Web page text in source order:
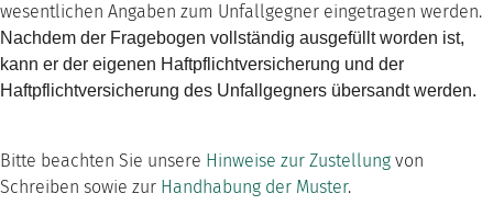
wesentlichen Angaben zum Unfallgegner eingetragen werden.
Nachdem der Fragebogen vollständig ausgefüllt worden ist,
kann er der eigenen Haftpflichtversicherung und der
Haftpflichtversicherung des Unfallgegners übersandt werden.
Bitte beachten Sie unsere Hinweise zur Zustellung von
Schreiben sowie zur Handhabung der Muster.